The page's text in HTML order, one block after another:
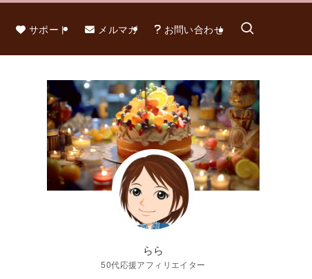
サポート メルマガ お問い合わせ
らら
50代応援アフィリエイター